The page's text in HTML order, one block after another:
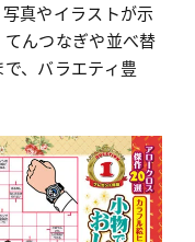
真やイラストが示
んつなぎや並べ替
、バラエティ豊